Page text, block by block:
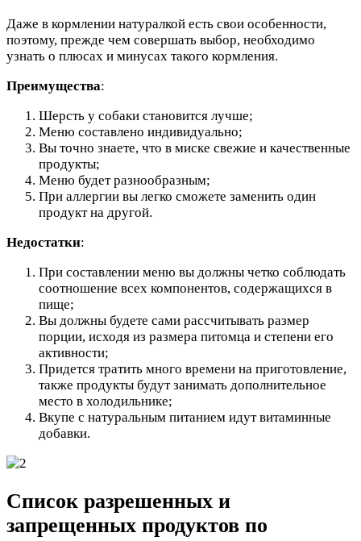
Даже в кормлении натуралкой есть свои особенности,
поэтому, прежде чем совершать выбор, необходимо
узнать о плюсах и минусах такого кормления.
Преимущества:
Шерсть у собаки становится лучше;
Меню составлено индивидуально;
Вы точно знаете, что в миске свежие и качественные
продукты;
Меню будет разнообразным;
При аллергии вы легко сможете заменить один
продукт на другой.
Недостатки:
При составлении меню вы должны четко соблюдать
соотношение всех компонентов, содержащихся в
пище;
Вы должны будете сами рассчитывать размер
порции, исходя из размера питомца и степени его
активности;
Придется тратить много времени на приготовление,
также продукты будут занимать дополнительное
место в холодильнике;
Вкупе с натуральным питанием идут витаминные
добавки.
Список разрешенных и
запрещенных продуктов по